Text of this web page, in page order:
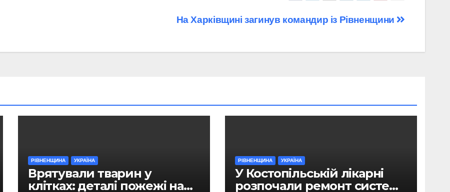
На Харківщині загинув командир із Рівненщини
РІВНЕНЩИНА УКРАЇНА
Врятували тварин у
клітках: деталі пожежі на
РІВНЕНЩИНА УКРАЇНА
У Костопільській лікарні
розпочали ремонт системи